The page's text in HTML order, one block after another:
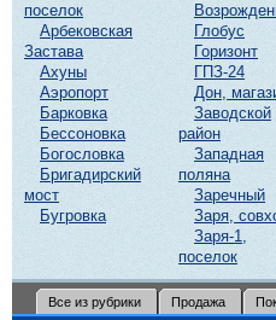
поселок
Арбековская
Застава
Ахуны
Аэропорт
Барковка
Бессоновка
Богословка
Бригадирский
мост
Бугровка
Глобус
Горизонт
ГПЗ-24
Дон,
Заводской
район
Западная
поляна
Заречный
Заря,
Заря-1,
поселок
Все из рубрики Продажа